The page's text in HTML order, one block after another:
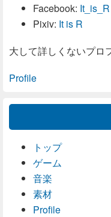
Facebook:
Pixiv: It is R
大して詳しくないプロ
Profile
トップ
ゲーム
音楽
素材
Profile